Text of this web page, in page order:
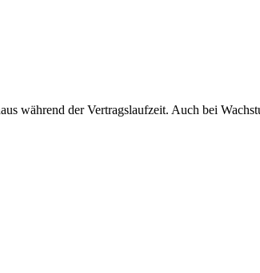
während der Vertragslaufzeit. Auch bei